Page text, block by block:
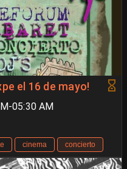
el 16 de mayo!
05:30 AM
cinema concierto